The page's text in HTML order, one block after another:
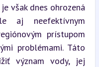
však dnes ohrozená
aj neefektívnym
prístupom
problémami. Táto
význam vody, jej